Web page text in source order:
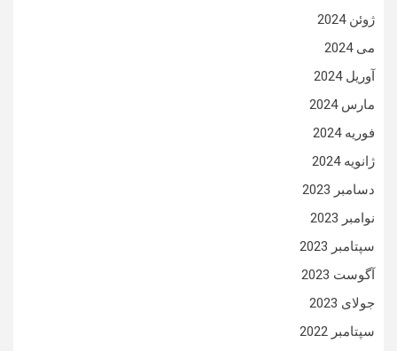
ژوئن 2024
می 2024
آوریل 2024
مارس 2024
فوریه 2024
ژانویه 2024
دسامبر 2023
نوامبر 2023
سپتامبر 2023
آگوست 2023
جولای 2023
سپتامبر 2022